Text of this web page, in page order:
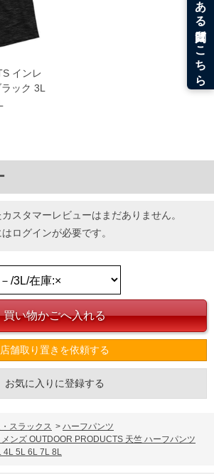
インレ
ック 3L
スタマーレビューはまだありません。
ログインが必要です。
店舗取り置きを依頼する
お気に入りに登録する
スラックス > ハーフパンツ
メンズ OUTDOOR PRODUCTS 天竺 ハーフパンツ
5L 6L 7L 8L